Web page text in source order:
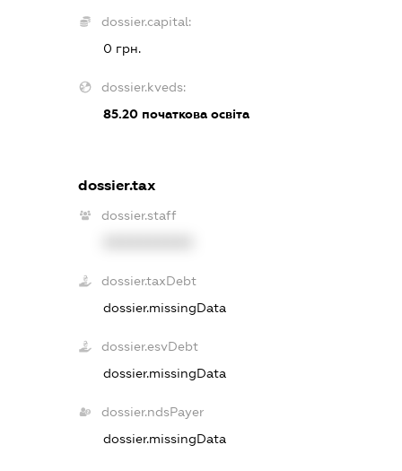
dossier.capital:
0 грн.
dossier.kveds:
85.20 початкова освіта
dossier.tax
dossier.staff
dossier.taxDebt
dossier.missingData
dossier.esvDebt
dossier.missingData
dossier.ndsPayer
dossier.missingData